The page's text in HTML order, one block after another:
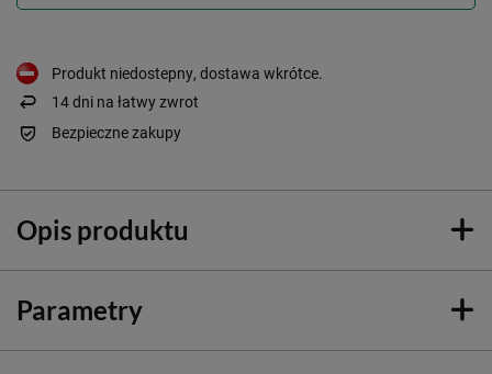
Produkt niedostepny, dostawa wkrótce
14dni na łatwy zwrot
Bezpieczne zakupy
Opis produktu
Parametry